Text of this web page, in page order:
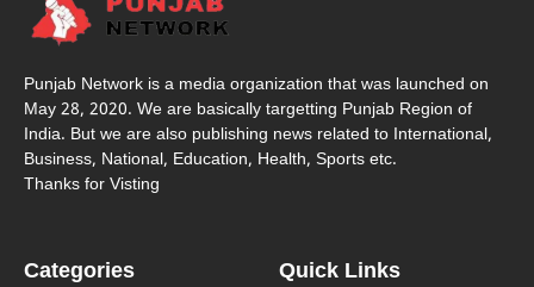
Punjab Network is a media organization that was launched on
May 28, 2020. We are basically targetting Punjab Region of
India. But we are also publishing news related to International,
Business, National, Education, Health, Sports etc.
Thanks for Visting
Categories Quick Links